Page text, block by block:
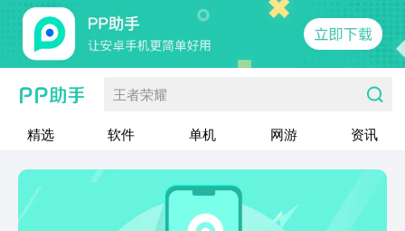
王者荣耀
精选 软件 单机 网游 资讯